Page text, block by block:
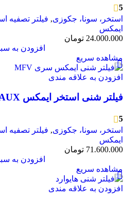
5
استخر، سونا، جکوزی, فیلتر تصفیه
ایمکس
24.000.000 تومان
افزودن به
مشاهده سریع
افزودن به علاقه مندی
فیلتر شنی استخر ایمکس EMAUX مدل MFV27
5
استخر، سونا، جکوزی, فیلتر تصفیه
ایمکس
71.600.000 تومان
افزودن به
مشاهده سریع
افزودن به علاقه مندی